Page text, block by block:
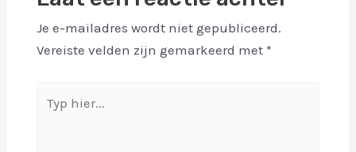
Je e-mailadres wordt niet gepubliceerd.
Vereiste velden zijn gemarkeerd met *
hier...